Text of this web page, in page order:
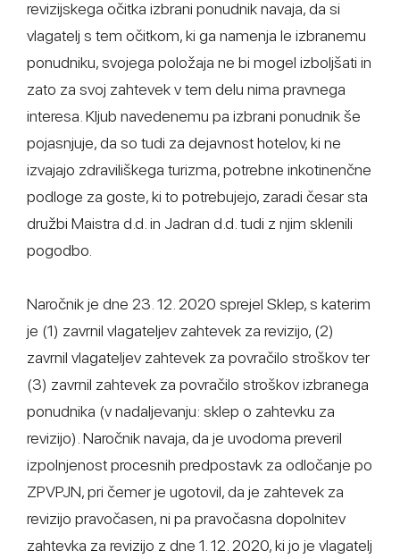
revizijskega očitka izbrani ponudnik navaja, da si
vlagatelj s tem očitkom, ki ga namenja le izbranemu
ponudniku, svojega položaja ne bi mogel izboljšati in
zato za svoj zahtevek v tem delu nima pravnega
interesa. Kljub navedenemu pa izbrani ponudnik še
pojasnjuje, da so tudi za dejavnost hotelov, ki ne
izvajajo zdraviliškega turizma, potrebne inkotinenčne
podloge za goste, ki to potrebujejo, zaradi česar sta
družbi Maistra d.d. in Jadran d.d. tudi z njim sklenili
pogodbo.
Naročnik je dne 23. 12. 2020 sprejel Sklep, s katerim
je (1) zavrnil vlagateljev zahtevek za revizijo, (2)
zavrnil vlagateljev zahtevek za povračilo stroškov ter
(3) zavrnil zahtevek za povračilo stroškov izbranega
ponudnika (v nadaljevanju: sklep o zahtevku za
revizijo). Naročnik navaja, da je uvodoma preveril
izpolnjenost procesnih predpostavk za odločanje po
ZPVPJN, pri čemer je ugotovil, da je zahtevek za
revizijo pravočasen, ni pa pravočasna dopolnitev
zahtevka za revizijo z dne 1. 12. 2020, ki jo je vlagatelj